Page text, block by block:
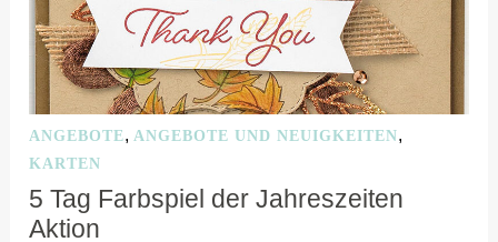
ANGEBOTE, ANGEBOTE UND NEUIGKEITEN,
KARTEN
5 Tag Farbspiel der Jahreszeiten
Aktion